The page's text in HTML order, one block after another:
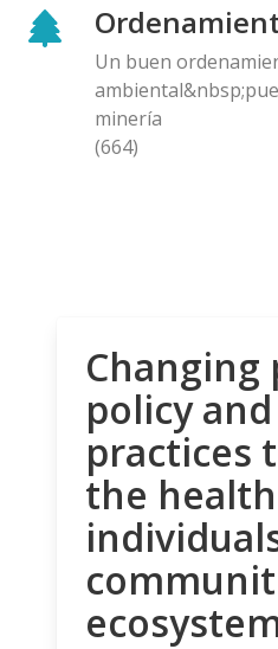
Un buen
minería
(664)
Changing
policy
practices
the